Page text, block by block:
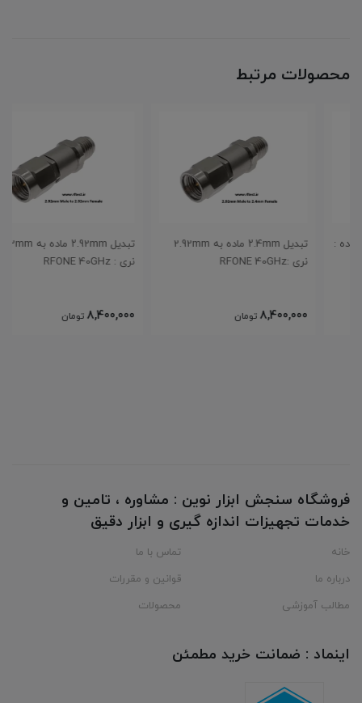
محصولات مرتبط
تبدیل ۲.4mm ماده به 2.92mm
8,400,000 تومان
تبدیل ۲.92mm ماده به 2.92mm
8,400,000 تومان
فروشگاه سنجش ابزار نوین : مشاوره ، تامین و
خدمات تجهیزات اندازه گیری و ابزار دقیق
خانه
تماس با ما
درباره ما
قوانین و مقررات
مطالب آموزشی
محصولات
اینماد : ضمانت خرید مطمئن